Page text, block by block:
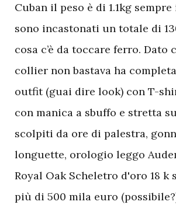
Cuban il peso è di 1.1kg sempre
sono incastonati un totale di
cosa c’è da toccare ferro. Dato
collier non bastava ha
outfit (guai dire look) con T-
con manica a sbuffo e stretta
scolpiti da ore di palestra,
longuette, orologio leggo
Royal Oak Scheletro d'oro 18 k
più di 500 mila euro